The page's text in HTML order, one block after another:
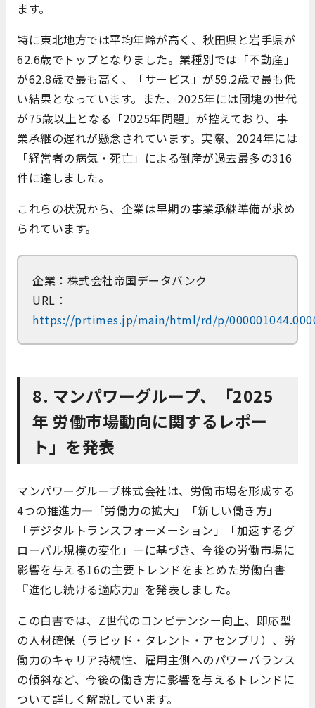
ます。
​特に東北地方では平均年齢が高く、秋田県と岩手県が
62.6歳でトップとなりました。​業種別では「不動産」
が62.8歳で最も高く、「サービス」が59.2歳で最も低
い結果となっています。​また、2025年には団塊の世代
が75歳以上となる「2025年問題」が控えており、事
業承継の遅れが懸念されています。​実際、2024年には
「経営者の病気・死亡」による倒産が過去最多の316
件に達しました。​
これらの状況から、企業は早期の事業承継準備が求め
られています。
企業：株式会社帝国データバンク
URL：
https://prtimes.jp/main/html/rd/p/
8. マンパワーグループ、「2025
年 労働市場動向に関するレポー
ト」を発表
​マンパワーグループ株式会社は、労働市場を形成する
4つの推進力—「労働力の拡大」「新しい働き方」
「デジタルトランスフォーメーション」「加速するグ
ローバル規模の変化」—に基づき、今後の労働市場に
影響を与える16の主要トレンドをまとめた労働白書
『進化し続ける適応力』を発表しました。​
この白書では、Z世代のコンピテンシー向上、即応型
の人材確保（ラピッド・タレント・アセンブリ）、労
働力のキャリア持続性、雇用主側へのパワーバランス
の傾斜など、今後の働き方に影響を与えるトレンドに
ついて詳しく解説しています。